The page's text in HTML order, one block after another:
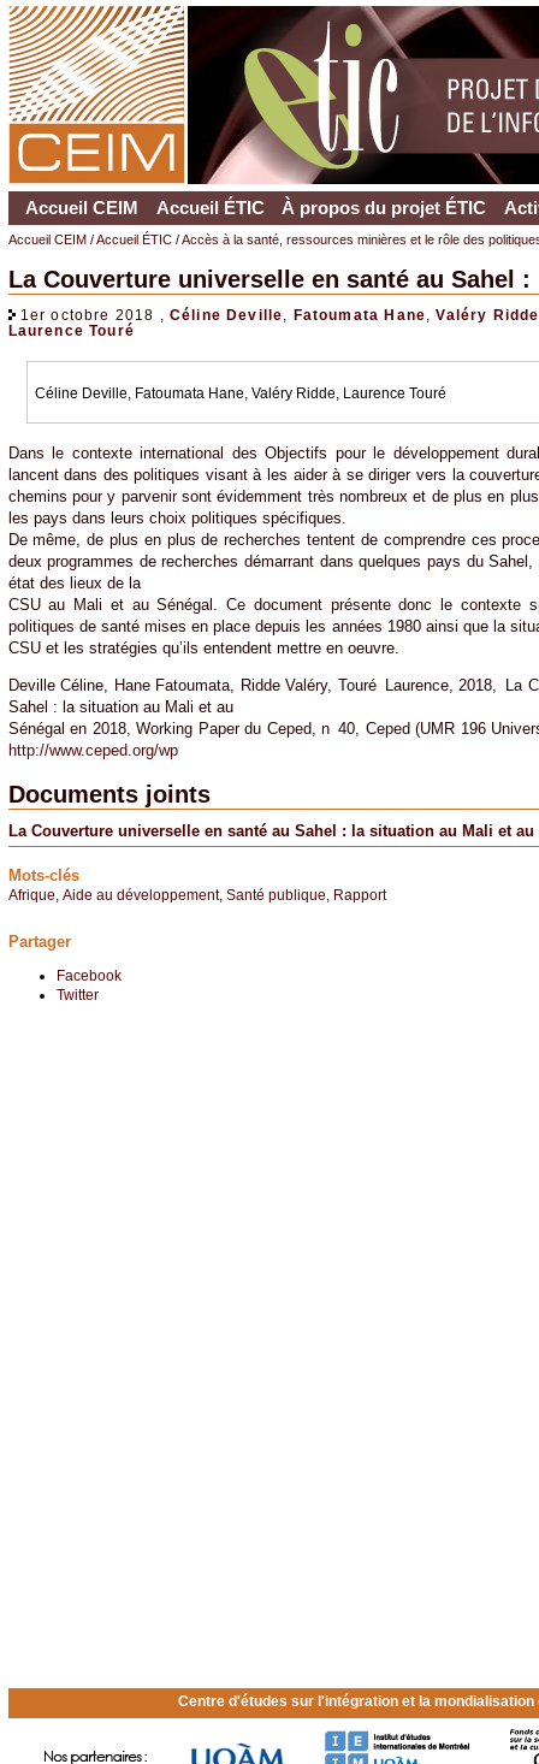
Accueil CEIM Accueil ÉTIC À propos du projet ÉTIC
Accueil CEIM/Accueil ÉTIC/Accès à la santé, ressources minières et le rôle des
La Couverture universelle en santé au Sahel
1er octobre 2018 , Céline Deville Fatoumata Hane ,Valéry Ridde
Laurence Touré
Céline Deville, Fatoumata Hane, Valéry Ridde, Laurence Touré
Dans le contexte international des Objectifs pour le développement
lancent dans des politiques visant à les aider à se diriger vers la
chemins pour y parvenir sont évidemment très nombreux et de plus en
les pays dans leurs choix politiques spécifiques.
De même, de plus en plus de recherches tentent de comprendre ces
deux programmes de recherches démarrant dans quelques pays du
état des lieux de la
CSU au Mali et au Sénégal. Ce document présente donc le contexte
politiques de santé mises en place depuis les années 1980 ainsi que la
CSU et les stratégies qu’ils entendent mettre en oeuvre.
Deville Céline, Hane Fatoumata, Ridde Valéry, Touré Laurence, 2018, La
Sahel : la situation au Mali et au
Sénégal en 2018, Working Paper du Ceped, n 40, Ceped (UMR 196
http://www.ceped.org/wp
Documents joints
La Couverture universelle en santé au Sahel : la situation au Mali et au
Mots-clés
Afrique Aide au développement, Santé publique Rapport
Partager
Facebook
Twitter
Centre d'études sur l'intégration et la mondialisation